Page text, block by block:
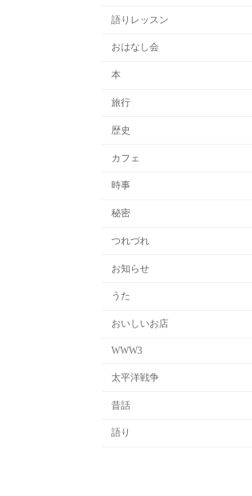
語りレッスン
おはなし会
本
旅行
歴史
カフェ
時事
秘密
つれづれ
お知らせ
うた
おいしいお店
WWW3
太平洋戦争
昔話
語り